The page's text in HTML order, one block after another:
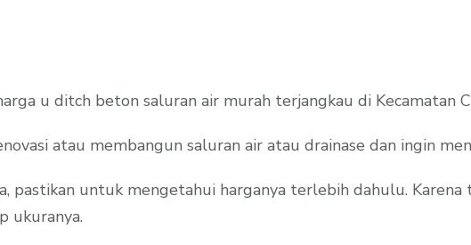
u ditch beton saluran air murah terjangkau di Kecamatan
atau membangun saluran air atau drainase dan ingin
pastikan untuk mengetahui harganya terlebih dahulu.
ukuranya.